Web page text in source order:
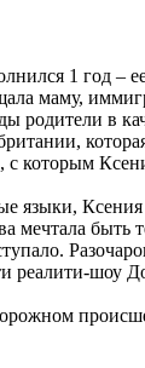
1 год –
маму,
в
которым
языки,
мечтала
шоу